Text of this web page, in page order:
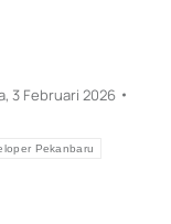
3 Februari 2026
Pekanbaru